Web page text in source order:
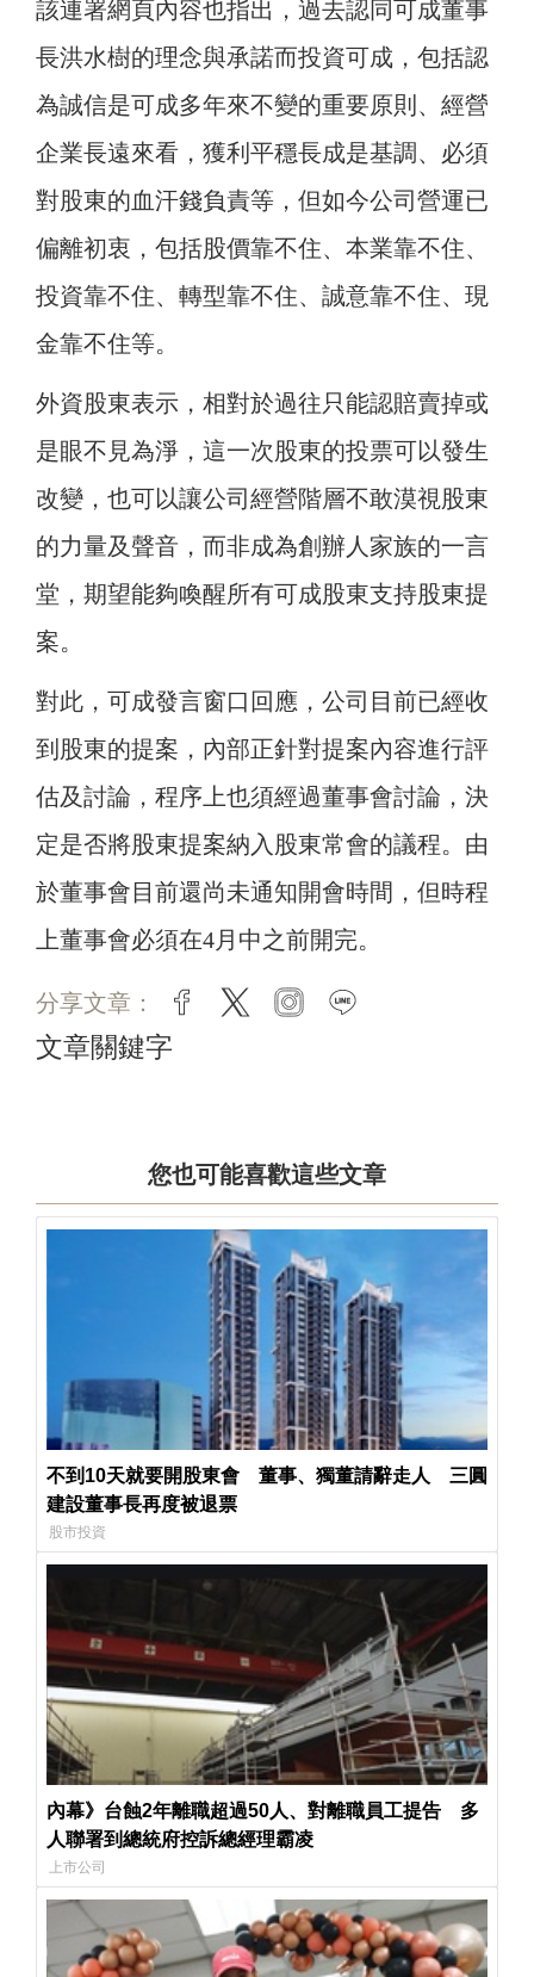
該連署網頁內容也指出，過去認同可成董事
長洪水樹的理念與承諾而投資可成，包括認
為誠信是可成多年來不變的重要原則、經營
企業長遠來看，獲利平穩長成是基調、必須
對股東的血汗錢負責等，但如今公司營運已
偏離初衷，包括股價靠不住、本業靠不住、
投資靠不住、轉型靠不住、誠意靠不住、現
金靠不住等。
外資股東表示，相對於過往只能認賠賣掉或
是眼不見為淨，這一次股東的投票可以發生
改變，也可以讓公司經營階層不敢漠視股東
的力量及聲音，而非成為創辦人家族的一言
堂，期望能夠喚醒所有可成股東支持股東提
案。
對此，可成發言窗口回應，公司目前已經收
到股東的提案，內部正針對提案內容進行評
估及討論，程序上也須經過董事會討論，決
定是否將股東提案納入股東常會的議程。由
於董事會目前還尚未通知開會時間，但時程
上董事會必須在4月中之前開完。
分享文章： facebook
twitter instagram
文章關鍵字
您也可能喜歡這些文章
不到10天就要開股東會 董事、獨董請辭走人 三圓
建設董事長再度被退票
股市投資
內幕》台蝕2年離職超過50人、對離職員工提告 多
人聯署到總統府控訴總經理霸凌
上市公司